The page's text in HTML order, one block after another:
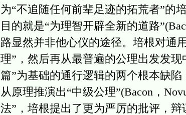
为“不追随任何前辈足迹的拓荒者”的
目的就是“为理智开辟全新的道路
路显然并非他心仪的途径。培根对通
理”，然后再从最普遍的公理出发发
篇”为基础的通行逻辑的两个根本缺
从原理推演出“中级公理”(Bacon，
法”，培根提出了更为严厉的批评，